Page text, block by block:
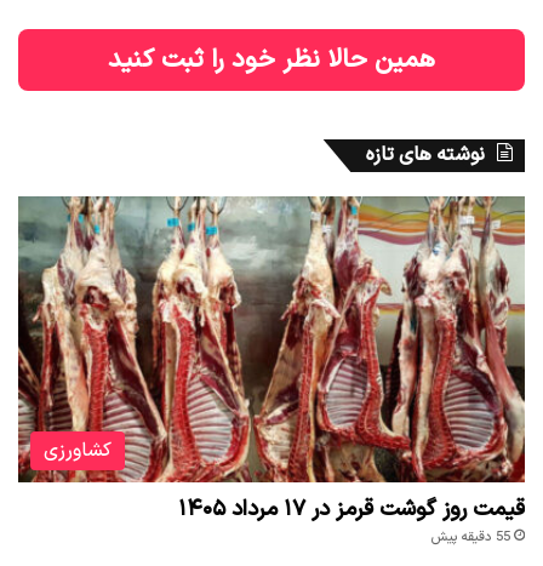
همین حالا نظر خود را ثبت کنید
نوشته های تازه
کشاورزی
قیمت روز گوشت قرمز در ۱۷ مرداد ۱۴۰۵
55 دقیقه پیش